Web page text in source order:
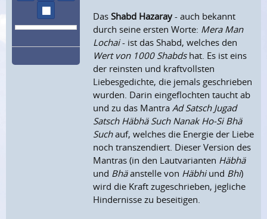
Wiedergabe stoppen
DasShabd Hazaray- auch bekannt
durch seine ersten Worte: Mera Man
Lochai- ist das Shabd, welches den
Wert von 1000 Shabdshat. Es ist eins
der reinsten und kraftvollsten
Liebesgedichte, die jemals geschrieben
wurden. Darin eingeflochten taucht ab
und zu das MantraAd Satsch Jugad
Satsch Häbhä Such Nanak Ho-Si Bhä
Suchauf, welches die Energie der Liebe
noch transzendiert. Dieser Version des
Mantras (in den Lautvarianten Häbhä
und Bhäanstelle von Häbhiund Bhi)
wird die Kraft zugeschrieben, jegliche
Hindernisse zu beseitigen.